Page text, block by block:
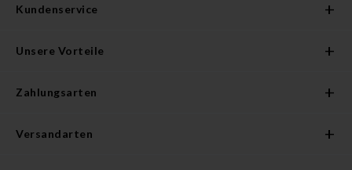
Kundenservice
Unsere Vorteile
Zahlungsarten
Versandarten